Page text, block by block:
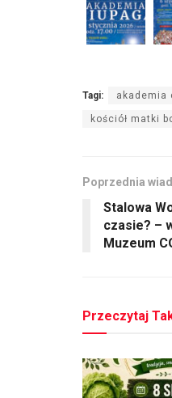
Tagi: akademia
kościół matki
Poprzednia
Stalowa
czasie? –
Muzeum
Przeczytaj